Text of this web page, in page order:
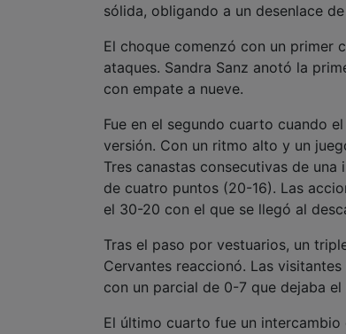
sólida, obligando a un desenlace
El choque comenzó con un primer
ataques. Sandra Sanz anotó la
con empate a nueve.
Fue en el segundo cuarto cuando
versión. Con un ritmo alto y un
Tres canastas consecutivas de
de cuatro puntos (20-16). Las
el 30-20 con el que se llegó al
Tras el paso por vestuarios, un
Cervantes reaccionó. Las
con un parcial de 0-7 que dejaba
El último cuarto fue un